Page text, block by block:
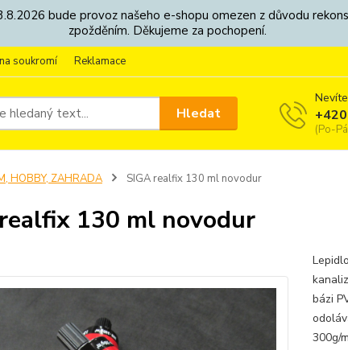
bude provoz našeho e-shopu omezen z důvodu
zpožděním. Děkujeme za pochopení.
soukromí Reklamace
Hledat
(Po-
HOBBY, ZAHRADA SIGA realfix 130 ml novodur
130 ml novodur
bázi
300g/